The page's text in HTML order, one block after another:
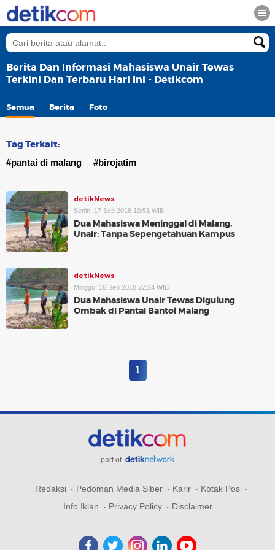
Berita Dan Informasi Mahasiswa Unair Tewas
Terkini Dan Terbaru Hari Ini - Detikcom
Semua Berita Foto
Tag Terkait:
#pantai di malang #birojatim
detikNews
Senin, 17 Sep 2018 10:51 WIB
Dua Mahasiswa Meninggal di Malang,
Unair: Tanpa Sepengetahuan Kampus
detikNews
Minggu, 16 Sep 2018 22:24 WIB
Dua Mahasiswa Unair Tewas Digulung
Ombak di Pantai Bantol Malang
1
part of
Redaksi Pedoman Media Siber Karir
Kotak Pos
Info Iklan
Privacy Policy Disclaimer